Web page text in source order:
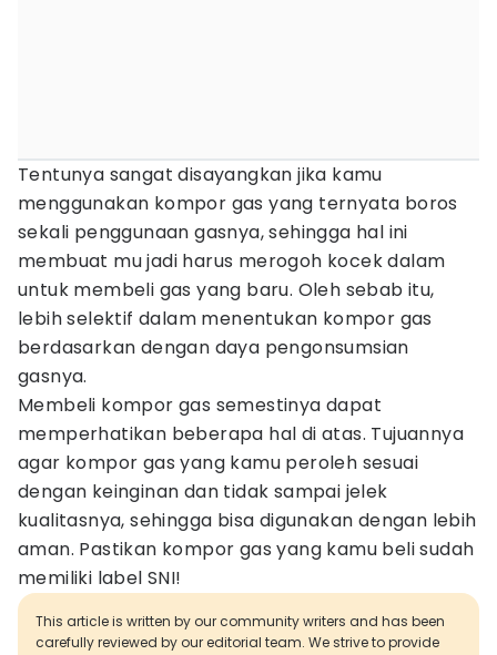
Tentunya sangat disayangkan jika kamu
menggunakan kompor gas yang ternyata boros
sekali penggunaan gasnya, sehingga hal ini
membuat mu jadi harus merogoh kocek dalam
untuk membeli gas yang baru. Oleh sebab itu,
lebih selektif dalam menentukan kompor gas
berdasarkan dengan daya pengonsumsian
gasnya.
Membeli kompor gas semestinya dapat
memperhatikan beberapa hal di atas. Tujuannya
agar kompor gas yang kamu peroleh sesuai
dengan keinginan dan tidak sampai jelek
kualitasnya, sehingga bisa digunakan dengan lebih
aman. Pastikan kompor gas yang kamu beli sudah
memiliki label SNI!
This article is written by our community writers and has been
carefully reviewed by our editorial team. We strive to provide